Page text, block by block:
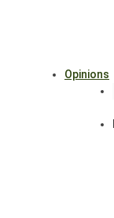
Opinions